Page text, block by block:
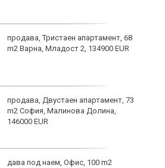
продава, Тристаен апартамент, 68
m2 Варна, Младост 2, 134900 EUR
продава, Двустаен апартамент, 73
m2 София, Малинова Долина,
146000 EUR
дава под наем, Офис, 100 m2